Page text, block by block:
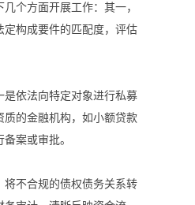
个方面开展工作：其一，
构成要件的匹配度，评估
依法向特定对象进行私募
的金融机构，如小额贷款
案或审批。
不合规的债权债务关系转